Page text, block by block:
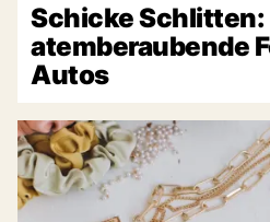
Schicke Schlitten:
atemberaubende
Autos